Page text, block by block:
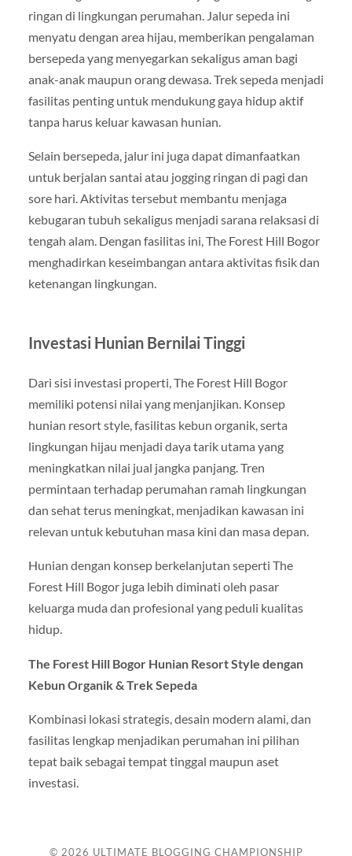
ringan di lingkungan perumahan. Jalur sepeda ini
menyatu dengan area hijau, memberikan pengalaman
bersepeda yang menyegarkan sekaligus aman bagi
anak-anak maupun orang dewasa. Trek sepeda menjadi
fasilitas penting untuk mendukung gaya hidup aktif
tanpa harus keluar kawasan hunian.
Selain bersepeda, jalur ini juga dapat dimanfaatkan
untuk berjalan santai atau jogging ringan di pagi dan
sore hari. Aktivitas tersebut membantu menjaga
kebugaran tubuh sekaligus menjadi sarana relaksasi di
tengah alam. Dengan fasilitas ini, The Forest Hill Bogor
menghadirkan keseimbangan antara aktivitas fisik dan
ketenangan lingkungan.
Investasi Hunian Bernilai Tinggi
Dari sisi investasi properti, The Forest Hill Bogor
memiliki potensi nilai yang menjanjikan. Konsep
hunian resort style, fasilitas kebun organik, serta
lingkungan hijau menjadi daya tarik utama yang
meningkatkan nilai jual jangka panjang. Tren
permintaan terhadap perumahan ramah lingkungan
dan sehat terus meningkat, menjadikan kawasan ini
relevan untuk kebutuhan masa kini dan masa depan.
Hunian dengan konsep berkelanjutan seperti The
Forest Hill Bogor juga lebih diminati oleh pasar
keluarga muda dan profesional yang peduli kualitas
hidup.
The Forest Hill Bogor Hunian Resort Style dengan
Kebun Organik & Trek Sepeda
Kombinasi lokasi strategis, desain modern alami, dan
fasilitas lengkap menjadikan perumahan ini pilihan
tepat baik sebagai tempat tinggal maupun aset
investasi.
© 2026 ULTIMATE BLOGGING CHAMPIONSHIP